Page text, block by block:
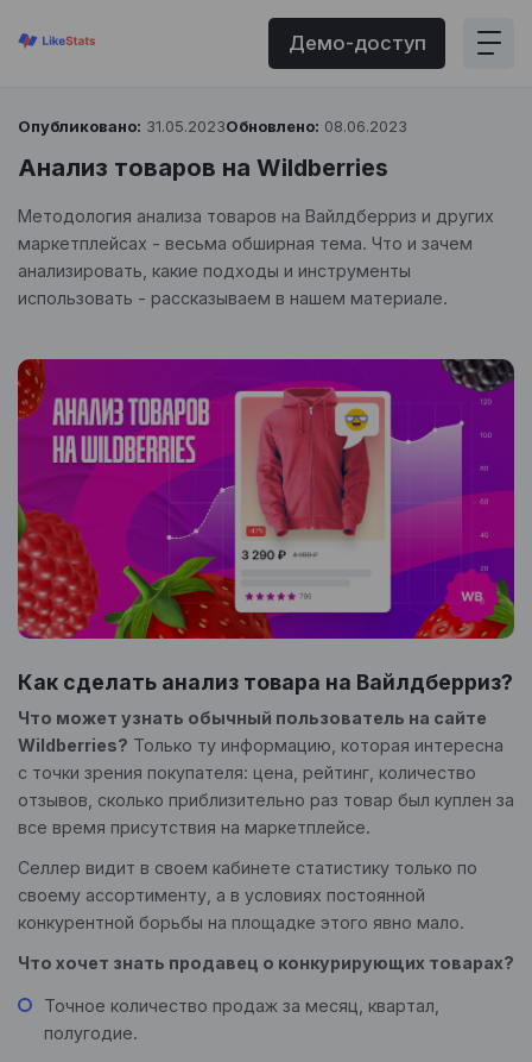
Демо-доступ
Опубликовано: 31.05.2023Обновлено: 08.06.2023
Анализ товаров на Wildberries
Методология анализа товаров на Вайлдберриз и других
маркетплейсах - весьма обширная тема. Что и зачем
анализировать, какие подходы и инструменты
использовать - рассказываем в нашем материале.
Как сделать анализ товара на Вайлдберриз?
Что может узнать обычный пользователь на сайте
Wildberries? Только ту информацию, которая интересна
с точки зрения покупателя: цена, рейтинг, количество
отзывов, сколько приблизительно раз товар был куплен за
все время присутствия на маркетплейсе.
Селлер видит в своем кабинете статистику только по
своему ассортименту, а в условиях постоянной
конкурентной борьбы на площадке этого явно мало.
Что хочет знать продавец о конкурирующих товарах?
Точное количество продаж за месяц, квартал,
полугодие.